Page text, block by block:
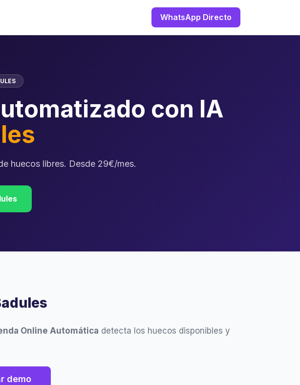
WhatsApp Directo
con IA
huecos libres. Desde 29€/mes.
Online Automática detecta los huecos disponibles y
demo